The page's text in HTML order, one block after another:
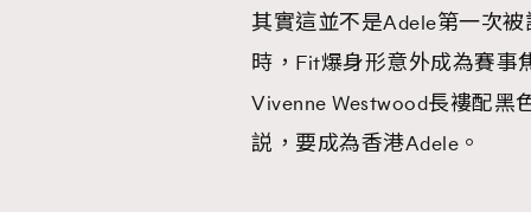
其實這並不是Adele第一次
時，Fit爆身形意外成為賽事
Vivenne Westwood長褸配
説，要成為香港Adele。